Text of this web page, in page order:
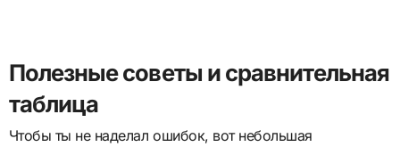
Полезные советы и сравнительная
таблица
Чтобы ты не наделал ошибок, вот небольшая